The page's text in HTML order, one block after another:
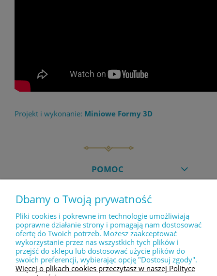
Projekt i wykonanie: Miniowe Formy 3D
POMOC
MOJE KONTO
PŁATNOŚCI I DOSTAWA
INFORMACJE
Dbamy o Twoją prywatność
Pliki cookies i pokrewne im technologie umożliwiają
poprawne działanie strony i pomagają nam dostosować
ofertę do Twoich potrzeb. Możesz zaakceptować
wykorzystanie przez nas wszystkich tych plików i
przejść do sklepu lub dostosować użycie plików do
swoich preferencji, wybierając opcję "Dostosuj zgody".
Więcej o plikach cookies przeczytasz w naszej Polityce